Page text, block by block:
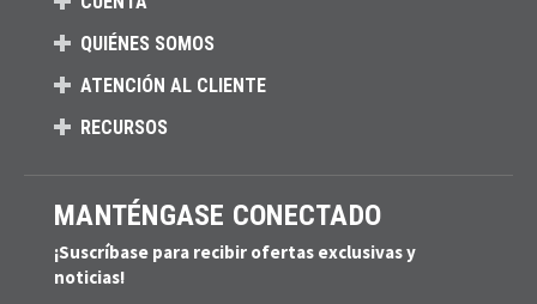
QUIÉNES SOMOS
ATENCIÓN AL CLIENTE
RECURSOS
MANTÉNGASE CONECTADO
¡Suscríbase para recibir ofertas exclusivas y
noticias!